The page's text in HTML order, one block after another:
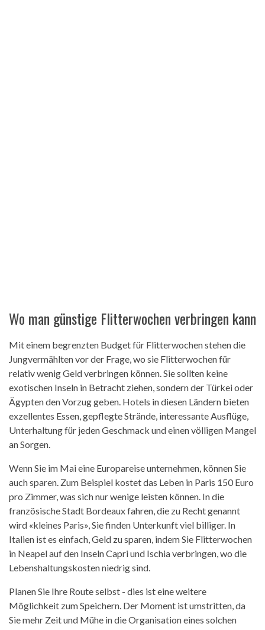
Wo man günstige Flitterwochen verbringen kann
Mit einem begrenzten Budget für Flitterwochen stehen die
Jungvermählten vor der Frage, wo sie Flitterwochen für
relativ wenig Geld verbringen können. Sie sollten keine
exotischen Inseln in Betracht ziehen, sondern der Türkei oder
Ägypten den Vorzug geben. Hotels in diesen Ländern bieten
exzellentes Essen, gepflegte Strände, interessante Ausflüge,
Unterhaltung für jeden Geschmack und einen völligen Mangel
an Sorgen.
Wenn Sie im Mai eine Europareise unternehmen, können Sie
auch sparen. Zum Beispiel kostet das Leben in Paris 150 Euro
pro Zimmer, was sich nur wenige leisten können. In die
französische Stadt Bordeaux fahren, die zu Recht genannt
wird «kleines Paris», Sie finden Unterkunft viel billiger. In
Italien ist es einfach, Geld zu sparen, indem Sie Flitterwochen
in Neapel auf den Inseln Capri und Ischia verbringen, wo die
Lebenshaltungskosten niedrig sind.
Planen Sie Ihre Route selbst - dies ist eine weitere
Möglichkeit zum Speichern. Der Moment ist umstritten, da
Sie mehr Zeit und Mühe in die Organisation eines solchen